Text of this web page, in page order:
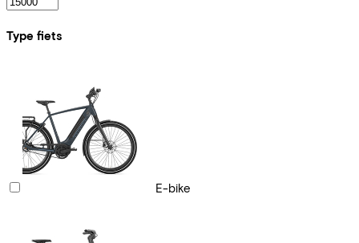
Type fiets
E-bike